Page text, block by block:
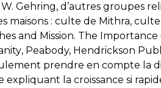
Gehring, d’autres groupes
maisons : culte de Mithra,
and Mission. The
, Peabody, Hendrickson
prendre en compte la
expliquant la croissance si